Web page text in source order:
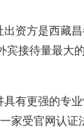
资方是西藏
接待量最大
有更强的专
家受官网认证